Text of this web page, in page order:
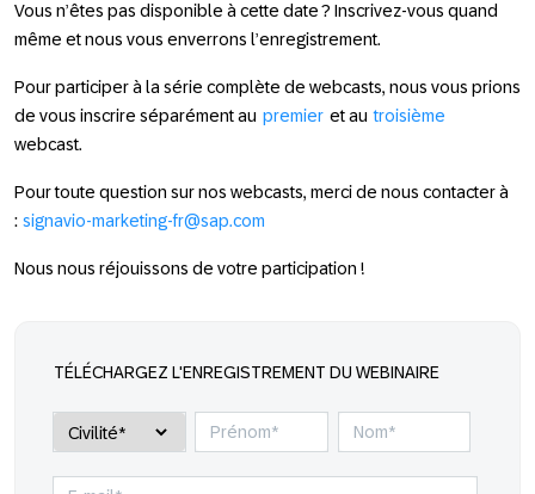
Vous n’êtes pas disponible à cette date ? Inscrivez-vous quand
même et nous vous enverrons l’enregistrement.
Pour participer à la série complète de webcasts, nous vous prions
de vous inscrire séparément au premier et au troisième
webcast.
Pour toute question sur nos webcasts, merci de nous contacter à
: signavio-marketing-fr@sap.com
Nous nous réjouissons de votre participation !
TÉLÉCHARGEZ L'ENREGISTREMENT DU WEBINAIRE